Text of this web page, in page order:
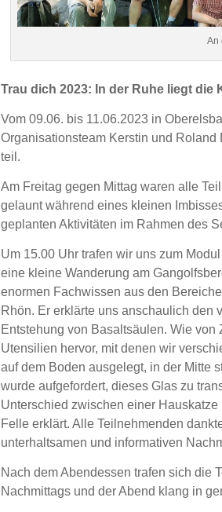
An
Trau dich 2023: In der Ruhe liegt die
Vom 09.06. bis 11.06.2023 in
Organisationsteam Kerstin und
teil.
Am Freitag gegen Mittag waren alle
gelaunt während eines kleinen
geplanten Aktivitäten im Rahmen des
Um 15.00 Uhr trafen wir uns zum
eine kleine Wanderung am
enormen Fachwissen aus den
Rhön. Er erklärte uns anschaulich den
Entstehung von Basaltsäulen. Wie
Utensilien hervor, mit denen wir
auf dem Boden ausgelegt, in der Mitte
wurde aufgefordert, dieses Glas zu
Unterschied zwischen einer
Felle erklärt. Alle Teilnehmenden
unterhaltsamen und informativen
Nach dem Abendessen trafen sich die
Nachmittags und der Abend klang in